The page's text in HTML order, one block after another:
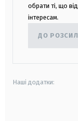
обрати ті, що
інтересам.
ДО
Наші додатки: